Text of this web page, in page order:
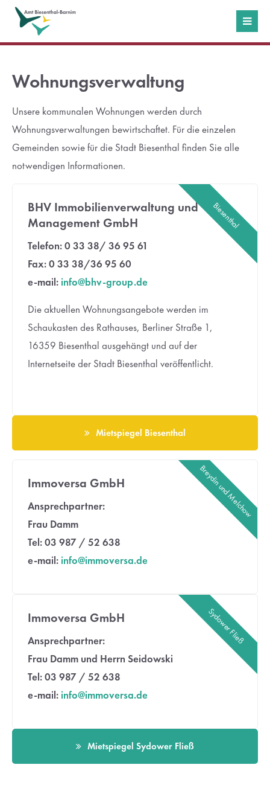
Login
Passwort
Register|Lost your password?
Support
Lorem ipsum dolor sit amet:
24h/ 365days
Get in touch
San Francisco, CA 94102
Have any questions?
+44 1234 567 890
Drop us a line
About us
Lorem ipsum dolor sit amet, consectetuer adipiscing
elit.
Aenean commodo ligula eget dolor. Aenean massa. Cum
sociis natoque penatibus et magnis dis parturient montes,
Wohnungsverwaltung
Unsere kommunalen Wohnungen werden durch
Wohnungsverwaltungen bewirtschaftet. Für die einzelen
Gemeinden sowie für die Stadt Biesenthal finden Sie alle
notwendigen Informationen.
Biesenthal
BHV Immobilienverwaltung und
Management GmbH
Telefon: 0 33 38/ 36 95 61
Fax: 0 33 38/36 95 60
e-mail: info@bhv-group.de
Die aktuellen Wohnungsangebote werden im
Schaukasten des Rathauses, Berliner Straße 1,
16359 Biesenthal ausgehängt und auf der
Internetseite der Stadt Biesenthal veröffentlicht.
Mietspiegel Biesenthal
Breydin und Melchow
Immoversa GmbH
Ansprechpartner:
Frau Damm
Tel: 03 987 / 52 638
e-mail: info@immoversa.de
Sydower Fließ
Immoversa GmbH
Ansprechpartner:
Frau Damm und Herrn Seidowski
Tel: 03 987 / 52 638
e-mail: info@immoversa.de
Mietspiegel Sydower Fließ